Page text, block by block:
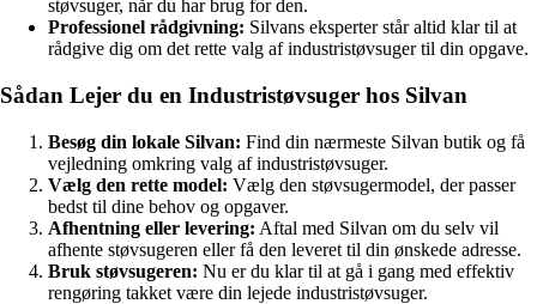
støvsuger, når du har brug for den.
Professionel rådgivning: Silvans eksperter står altid klar til at
rådgive dig om det rette valg af industristøvsuger til din opgave.
Sådan Lejer du en Industristøvsuger hos Silvan
Besøg din lokale Silvan: Find din nærmeste Silvan butik og få
vejledning omkring valg af industristøvsuger.
Vælg den rette model: Vælg den støvsugermodel, der passer
bedst til dine behov og opgaver.
Afhentning eller levering: Aftal med Silvan om du selv vil
afhente støvsugeren eller få den leveret til din ønskede adresse.
Bruk støvsugeren: Nu er du klar til at gå i gang med effektiv
rengøring takket være din lejede industristøvsuger.